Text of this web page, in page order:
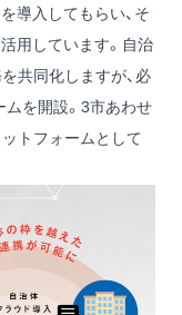
導入してもらい、そ
用しています。自治
共同化しますが、必
を開設。3市あわせ
トフォームとして